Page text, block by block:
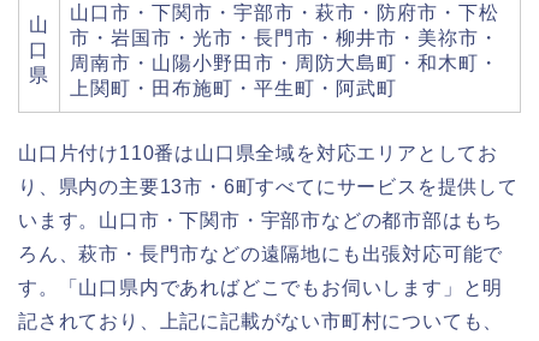
山
口
県
山口市・下関市・宇部市・萩市・防府市・下松
市・岩国市・光市・長門市・柳井市・美祢市・
周南市・山陽小野田市・周防大島町・和木町・
上関町・田布施町・平生町・阿武町
山口片付け110番は山口県全域を対応エリアとしてお
り、県内の主要13市・6町すべてにサービスを提供して
います。山口市・下関市・宇部市などの都市部はもち
ろん、萩市・長門市などの遠隔地にも出張対応可能で
す。「山口県内であればどこでもお伺いします」と明
記されており、上記に記載がない市町村についても、